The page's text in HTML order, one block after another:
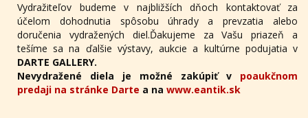
Vydražiteľov budeme v najbližších dňoch kontaktovať za
účelom dohodnutia spôsobu úhrady a prevzatia alebo
doručenia vydražených diel.Ďakujeme za Vašu priazeň a
tešíme sa na ďalšie výstavy, aukcie a kultúrne podujatia v
DARTE GALLERY.
Nevydražené diela je možné zakúpiť v poaukčnom
predaji na stránke Darte a na www.eantik.sk